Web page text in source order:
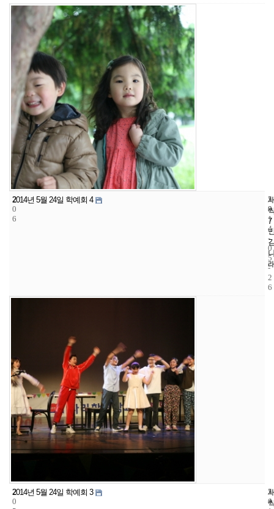
2
0
6
2014년 5월 24일 학예회 4
7
5
8
2
0
1
4
-
0
5
-
2
6
2
0
2014년 5월 24일 학예회 3
5
4
2
0